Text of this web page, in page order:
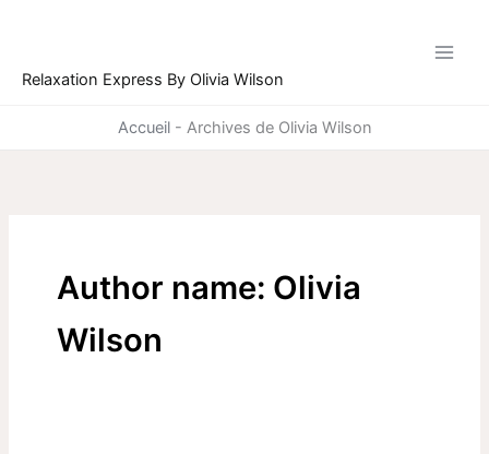
conteúdo
Relaxation Express By Olivia Wilson
Accueil- Archives de Olivia Wilson
Author name: Olivia
Wilson